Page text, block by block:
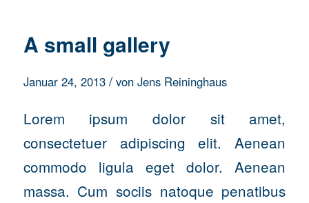
A small gallery
Januar 24, 2013 / von Jens Reininghaus
Lorem ipsum dolor sit amet,
consectetuer adipiscing elit. Aenean
commodo ligula eget dolor. Aenean
massa. Cum sociis natoque penatibus